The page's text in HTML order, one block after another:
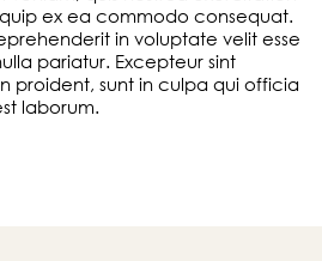
ex ea commodo consequat.
in voluptate velit esse
pariatur. Excepteur sint
sunt in culpa qui officia
laborum.